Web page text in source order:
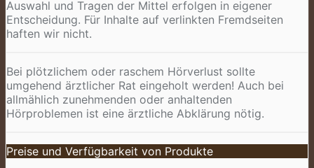
Auswahl und Tragen der Mittel erfolgen in eigener
Entscheidung. Für Inhalte auf verlinkten Fremdseiten
haften wir nicht.
Bei plötzlichem oder raschem Hörverlust sollte
umgehend ärztlicher Rat eingeholt werden! Auch bei
allmählich zunehmenden oder anhaltenden
Hörproblemen ist eine ärztliche Abklärung nötig.
Preise und Verfügbarkeit von Produkte